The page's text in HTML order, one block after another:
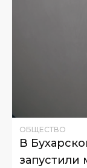
ОБЩЕСТВО
В
запустили